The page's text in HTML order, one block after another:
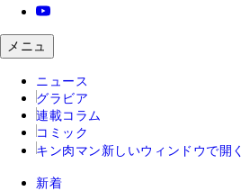
メニュ
ニュース
グラビア
連載コラム
コミック
キン肉マン 新しいウィンドウで開く
新着